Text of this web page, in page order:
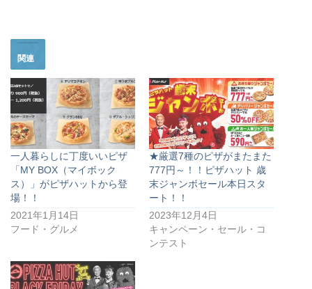
関連
一人暮らしに丁度いいピザ
「MY BOX（マイボック
ス）」がピザハットから登
場！！
2021年1月14日
フード・グルメ
★厳選7種のピザがまたまた
777円～！！ピザハット 歳
末ジャンボセール本日スタ
ート！！
2023年12月4日
キャンペーン・セール・コ
ンテスト